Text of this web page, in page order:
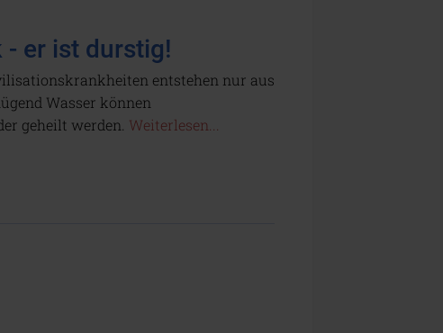
- er ist durstig!
entstehen nur aus
Wasser können
geheilt werden. Weiterlesen...